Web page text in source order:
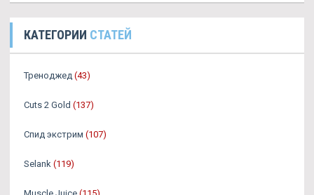
КАТЕГОРИИ СТАТЕЙ
Треноджед (43)
Cuts 2 Gold (137)
Спид экстрим (107)
Selank (119)